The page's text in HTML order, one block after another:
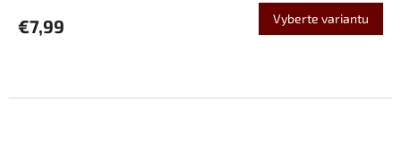
€7,99 Vyberte variantu